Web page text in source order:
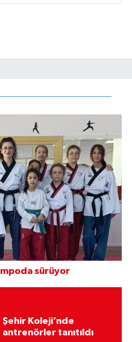
sürüyor
Şehir Koleji’nde
antrenörler tanıtıldı